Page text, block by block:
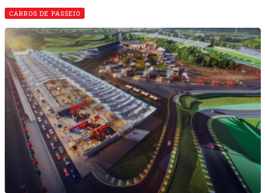
CARROS DE PASSEIO